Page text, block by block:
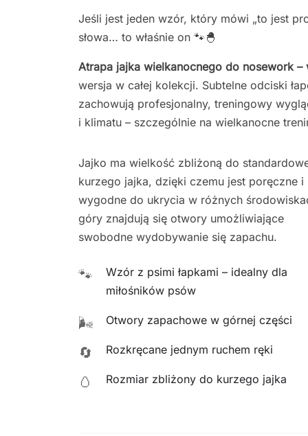
Jeśli jest jeden wzór, który mówi „to jest
słowa… to właśnie on 🐾🐣
Atrapa jajka wielkanocnego do nosework –
wersja w całej kolekcji. Subtelne odciski
zachowują profesjonalny, treningowy
i klimatu – szczególnie na wielkanocne
Jajko ma wielkość zbliżoną do
kurzego jajka, dzięki czemu jest poręczne i
wygodne do ukrycia w różnych
góry znajdują się otwory umożliwiające
swobodne wydobywanie się zapachu.
🐾
Wzór z psimi łapkami – idealny dla
miłośników psów
🌬️ Otwory zapachowe w górnej części
🔄 Rozkręcane jednym ruchem ręki
🥚 Rozmiar zbliżony do kurzego jajka